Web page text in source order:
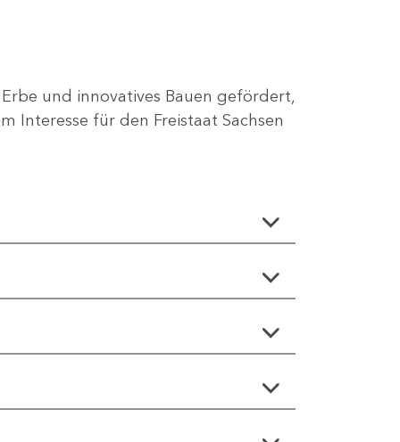
und innovatives Bauen gefördert,
Interesse für den Freistaat Sachsen